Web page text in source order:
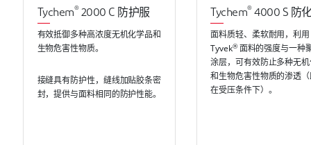
Tychem® 2000 C 防护服
有效抵御多种高浓度无机化学品和
生物危害性物质。
接缝具有防护性，缝线加贴胶条密
封，提供与面料相同的防护性能。
Tychem® 4000 S 防
面料质轻、柔软耐用，利用
Tyvek®面料的强度与一种
涂层，可有效防止多种无
和生物危害性物质的渗透
在受压条件下）。